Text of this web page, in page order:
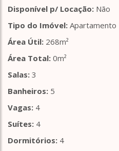
Disponível p/ Locação: Não
Tipo do Imóvel: Apartamento
Área Útil: 268m²
Área Total: 0m²
Salas: 3
Banheiros: 5
Vagas: 4
Suítes: 4
Dormitórios: 4